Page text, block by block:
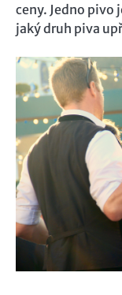
ceny. Jedno pivo
jaký druh piva